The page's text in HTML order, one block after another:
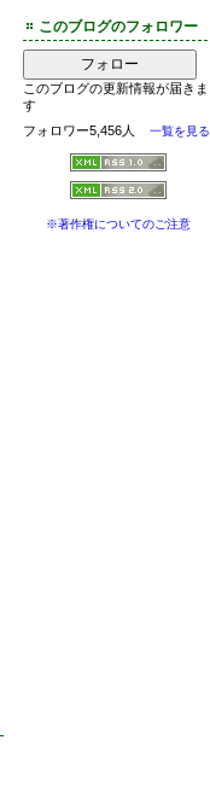
このブログのフォロワー
フォロー
このブログの更新情報が届きま
す
フォロワー5,456人
一覧を見る
※著作権についてのご注意